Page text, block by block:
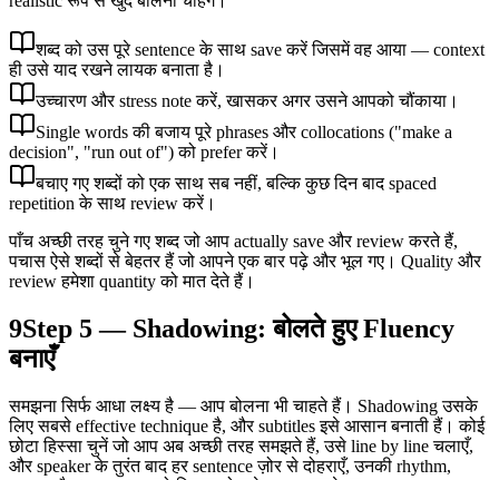
शब्द को उस पूरे sentence के साथ save करें जिसमें वह आया — context
ही उसे याद रखने लायक बनाता है।
उच्चारण और stress note करें, खासकर अगर उसने आपको चौंकाया।
Single words की बजाय पूरे phrases और collocations ("make a
decision", "run out of") को prefer करें।
बचाए गए शब्दों को एक साथ सब नहीं, बल्कि कुछ दिन बाद spaced
repetition के साथ review करें।
पाँच अच्छी तरह चुने गए शब्द जो आप actually save और review करते हैं,
पचास ऐसे शब्दों से बेहतर हैं जो आपने एक बार पढ़े और भूल गए। Quality और
review हमेशा quantity को मात देते हैं।
9Step 5 — Shadowing: बोलते हुए Fluency
बनाएँ
समझना सिर्फ आधा लक्ष्य है — आप बोलना भी चाहते हैं। Shadowing उसके
लिए सबसे effective technique है, और subtitles इसे आसान बनाती हैं। कोई
छोटा हिस्सा चुनें जो आप अब अच्छी तरह समझते हैं, उसे line by line चलाएँ,
और speaker के तुरंत बाद हर sentence ज़ोर से दोहराएँ, उनकी rhythm,